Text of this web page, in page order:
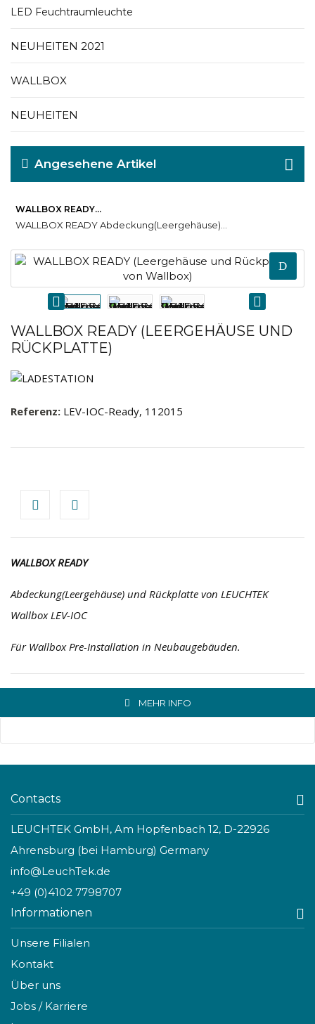
LED Feuchtraumleuchte
NEUHEITEN 2021
WALLBOX
NEUHEITEN
Angesehene Artikel
WALLBOX READY...
WALLBOX READY Abdeckung(Leergehäuse)...
WALLBOX READY (LEERGEHÄUSE UND
RÜCKPLATTE)
Referenz: LEV-IOC-Ready, 112015
WALLBOX READY
Abdeckung(Leergehäuse) und Rückplatte von LEUCHTEK
Wallbox LEV-IOC
Für Wallbox Pre-Installation in Neubaugebäuden.
MEHR INFO
Contacts
LEUCHTEK GmbH, Am Hopfenbach 12, D-22926
Ahrensburg (bei Hamburg) Germany
info@LeuchTek.de
+49 (0)4102 7798707
Informationen
Unsere Filialen
Kontakt
Über uns
Jobs / Karriere